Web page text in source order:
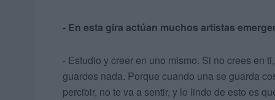
- En esta gira actúan muchos artistas
- Estudio y creer en uno mismo. Si no crees en
guardes nada. Porque cuando una se guarda
percibir, no te va a sentir, y lo lindo de esto es